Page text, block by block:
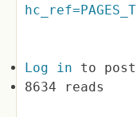
Log in to post
8634 reads